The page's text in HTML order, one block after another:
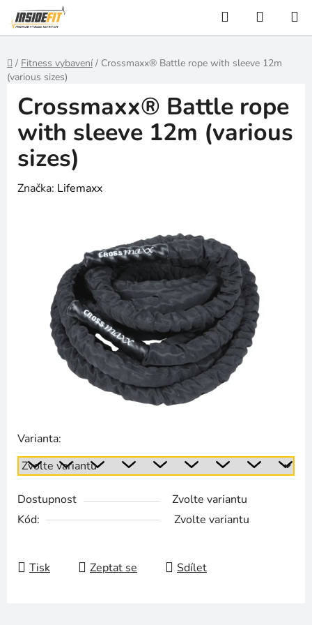
Přejít
na
obsah
Hledat
KOŠÍK
Domů
/ Fitness vybavení / Crossmaxx® Battle rope with sleeve 12m
(various sizes)
Varianta:
Dostupnost
Zvolte variantu
Kód:
Zvolte variantu
Tisk Zeptat se Sdílet
Crossmaxx® Battle rope
with sleeve 12m (various
sizes)
Značka: Lifemaxx